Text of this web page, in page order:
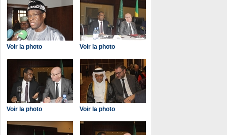
Voir la photo Voir la photo
Voir la photo Voir la photo